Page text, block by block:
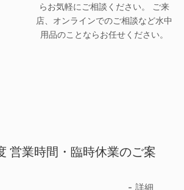
らお気軽にご相談ください。 ご来
店、オンラインでのご相談など水中
用品のことならお任せください。
営業時間・臨時休業のご案
詳細